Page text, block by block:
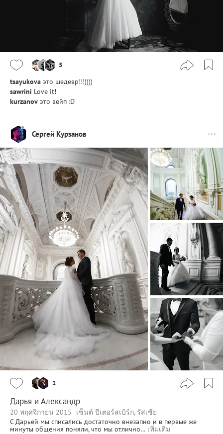
5
tsayukova это шедевр!!!))))
sawrini Love it!
kurzanov это вейп :D
Сергей Курзанов
2
Дарья и Александр
20 พฤศจิกายน 2015
เซ็นต์ ปีเตอร์สเบิร์ก, รัสเซีย
С Дарьей мы списались достаточно внезапно и в первые же
минуты общения поняли, что мы отлично… เพิ่มเติม